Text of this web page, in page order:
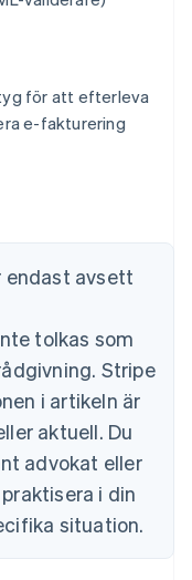
för att efterleva
e-fakturering
endast avsett
tolkas som
Stripe
i artikeln är
aktuell. Du
advokat eller
i din
situation.